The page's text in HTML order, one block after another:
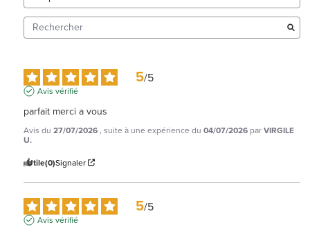
5/5
Avis vérifié
parfait merci a vous
Avis du 27/07/2026, suite à une expérience du 04/07/2026 parVIRGILE
U.
Utile(0)Signaler
5/5
Avis vérifié